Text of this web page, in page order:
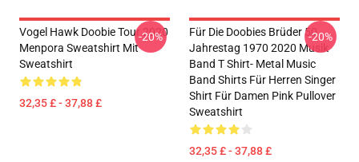
Vogel Hawk Doobie Tour 2020
Menpora Sweatshirt Mit
Sweatshirt
32,35 £ - 37,88 £
-20%
Für Die Doobies Brüder 50.
Jahrestag 1970 2020 Musik
Band T Shirt- Metal Music
Band Shirts Für Herren Singer
Shirt Für Damen Pink Pullover
Sweatshirt
32,35 £ - 37,88 £
-20%